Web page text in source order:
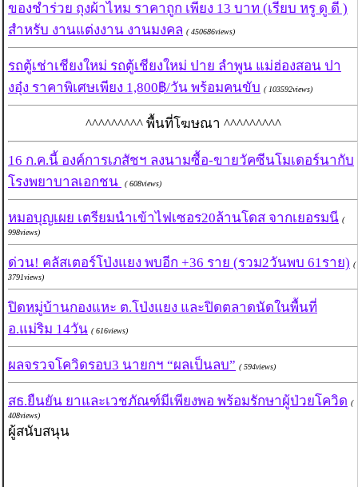
ของชำร่วย ถุงผ้าไหม ราคาถูก เพียง 13 บาท (เรียบ หรู ดู ดี )
สำหรับ งานแต่งงาน งานมงคล ( 450686views)
รถตู้เช่าเชียงใหม่ รถตู้เชียงใหม่ ปาย ลำพูน แม่ฮ่องสอน ปา
งอุ๋ง ราคาพิเศษเพียง 1,800฿/วัน พร้อมคนขับ ( 103592views)
^^^^^^^^^ พื้นที่โฆษณา ^^^^^^^^^
16 ก.ค.นี้ องค์การเภสัชฯ ลงนามซื้อ-ขายวัคซีนโมเดอร์นากับ
โรงพยาบาลเอกชน
( 608views)
หมอบุญเผย เตรียมนำเข้าไฟเซอร20ล้านโดส จากเยอรมนี (
998views)
ด่วน! คลัสเตอร์โป่งแยง พบอีก +36 ราย (รวม2วันพบ 61ราย) (
3791views)
ปิดหมู่บ้านกองแหะ ต.โป่งแยง และปิดตลาดนัดในพื้นที่
อ.แม่ริม 14วัน ( 616views)
ผลจรวจโควิดรอบ3 นายกฯ “ผลเป็นลบ” ( 594views)
สธ.ยืนยัน ยาและเวชภัณฑ์มีเพียงพอ พร้อมรักษาผู้ป่วยโควิด (
408views)
ผู้สนับสนุน